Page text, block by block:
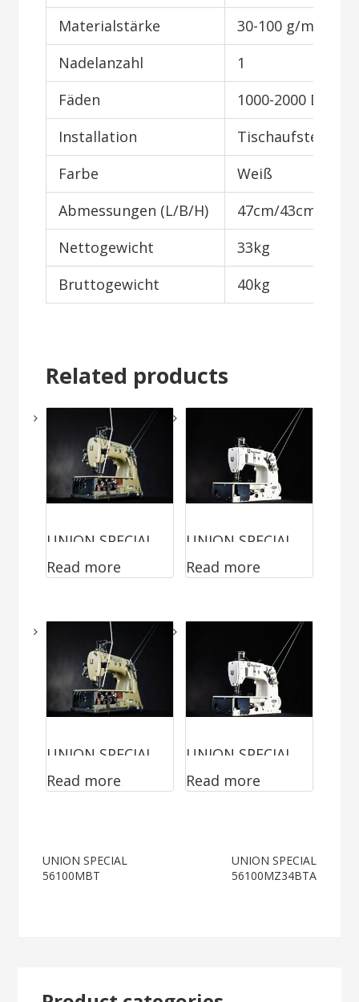
Materialstärke
30-100 g/m²
Nadelanzahl
1
Fäden
1000-2000 Den
Installation
Tischaufstellung
Farbe
Weiß
Abmessungen (L/B/H)
47cm/43cm/56cm
Nettogewicht
33kg
Bruttogewicht
40kg
Related products
UNION SPECIAL
53800BZ18-4031
Read more
UNION SPECIAL
56100MZ34BTA
Read more
UNION SPECIAL
53800Z4068A
Read more
UNION SPECIAL
56100PBT
Read more
Post
UNION SPECIAL
56100MBT
UNION SPECIAL
56100MZ34BTA